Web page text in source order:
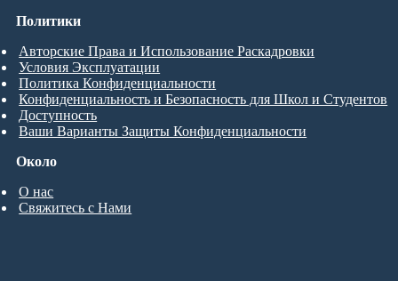
Около
О нас
Свяжитесь с Нами
Политики
Авторские Права и Использование Раскадровки
Условия Эксплуатации
Политика Конфиденциальности
Конфиденциальность и Безопасность для Школ и Студентов
Доступность
Ваши Варианты Защиты Конфиденциальности